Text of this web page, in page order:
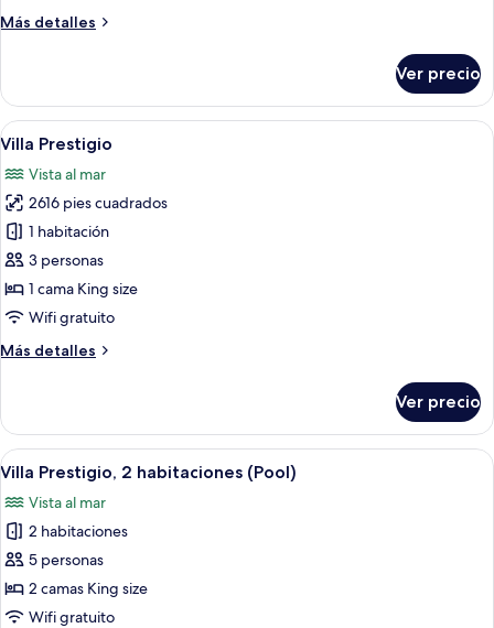
no
al
océano
Más detalles
Más
exclusiva,
4
habitaciones,
no
fumadores,
vista
al
océano
Ver precio
Abrir
todas
las
fotos
de
Villa
Prestigio
Una habitación amplia con cama,
6
Villa Prestigio
Vista al mar
2616 pies cuadrados
1 habitación
3 personas
1 cama King size
Wifi gratuito
Más detalles
Más
Prestigio
Ver precio
Abrir
todas
las
fotos
de
Villa
Prestigio,
Un dormitorio con cama, mesita de
5
Villa Prestigio, 2 habitaciones (Pool)
Vista al mar
2 habitaciones
5 personas
2 camas King size
Wifi gratuito